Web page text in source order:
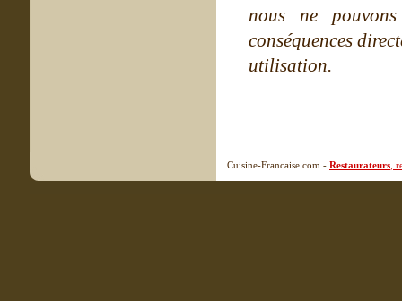
nous ne
conséquences
utilisation.
Cuisine-Francaise.com - Restaurateurs ,